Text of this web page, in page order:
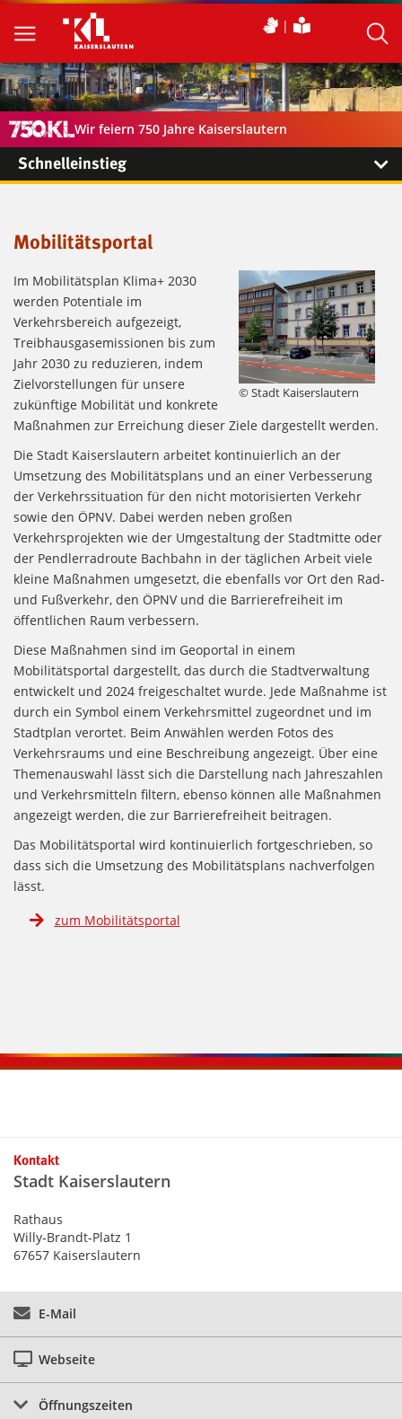
Wir feiern 750 Jahre Kaiserslautern
Schnelleinstieg
Mobilitätsportal
© Stadt Kaiserslautern
Im Mobilitätsplan Klima+ 2030
werden Potentiale im
Verkehrsbereich aufgezeigt,
Treibhausgasemissionen bis zum
Jahr 2030 zu reduzieren, indem
Zielvorstellungen für unsere
zukünftige Mobilität und konkrete
Maßnahmen zur Erreichung dieser Ziele dargestellt werden.
Die Stadt Kaiserslautern arbeitet kontinuierlich an der
Umsetzung des Mobilitätsplans und an einer Verbesserung
der Verkehrssituation für den nicht motorisierten Verkehr
sowie den ÖPNV. Dabei werden neben großen
Verkehrsprojekten wie der Umgestaltung der Stadtmitte oder
der Pendlerradroute Bachbahn in der täglichen Arbeit viele
kleine Maßnahmen umgesetzt, die ebenfalls vor Ort den Rad-
und Fußverkehr, den ÖPNV und die Barrierefreiheit im
öffentlichen Raum verbessern.
Diese Maßnahmen sind im Geoportal in einem
Mobilitätsportal dargestellt, das durch die Stadtverwaltung
entwickelt und 2024 freigeschaltet wurde. Jede Maßnahme ist
durch ein Symbol einem Verkehrsmittel zugeordnet und im
Stadtplan verortet. Beim Anwählen werden Fotos des
Verkehrsraums und eine Beschreibung angezeigt. Über eine
Themenauswahl lässt sich die Darstellung nach Jahreszahlen
und Verkehrsmitteln filtern, ebenso können alle Maßnahmen
angezeigt werden, die zur Barrierefreiheit beitragen.
Das Mobilitätsportal wird kontinuierlich fortgeschrieben, so
dass sich die Umsetzung des Mobilitätsplans nachverfolgen
lässt.
zum Mobilitätsportal
Kontaktinformationen und Weiterführendes
Kontakt
Stadt Kaiserslautern
Rathaus
Willy-Brandt-Platz 1
67657 Kaiserslautern
E-Mail
Webseite
Öffnungszeiten